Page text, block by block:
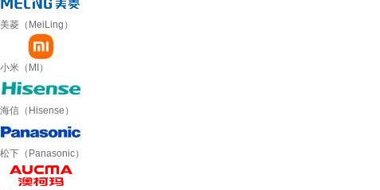
美菱（MeiLing）
小米（MI）
海信（Hisense）
松下（Panasonic）